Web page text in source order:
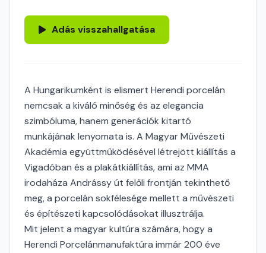
Adás visszahallgatása
A Hungarikumként is elismert Herendi porcelán
nemcsak a kiváló minőség és az elegancia
szimbóluma, hanem generációk kitartó
munkájának lenyomata is. A Magyar Művészeti
Akadémia együttműködésével létrejött kiállítás a
Vigadóban és a plakátkiállítás, ami az MMA
irodaháza Andrássy út felőli frontján tekinthető
meg, a porcelán sokfélesége mellett a művészeti
és építészeti kapcsolódásokat illusztrálja.
Mit jelent a magyar kultúra számára, hogy a
Herendi Porcelánmanufaktúra immár 200 éve